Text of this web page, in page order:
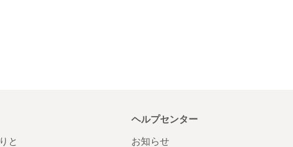
と
ヘルプセンター
お知らせ